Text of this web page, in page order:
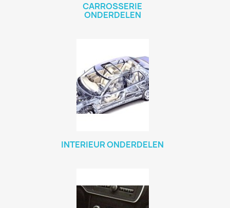
CARROSSERIE
ONDERDELEN
INTERIEUR ONDERDELEN